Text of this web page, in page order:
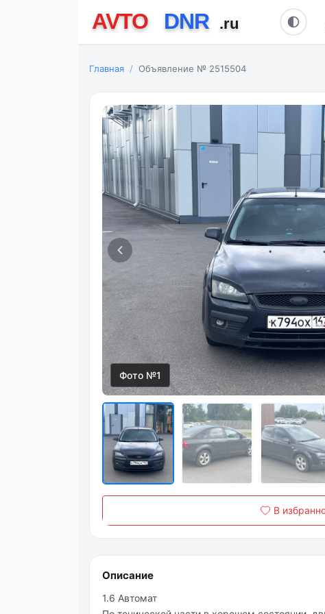
Главная Объявление № 2515504
Фото №1
В
Описание
1.6 Автoмат